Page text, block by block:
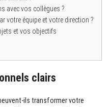
avec vos collègues ?
votre équipe et votre direction ?
et vos objectifs
clairs
ils transformer votre